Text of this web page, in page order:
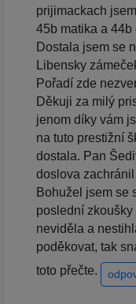
prijimackach
45b matika a 44b
Dostala jsem se
Libensky
Pořadí zde
Děkuji za milý
jenom díky vám
na tuto prestižní
dostala. Pan
doslova
Bohužel jsem se
poslední zkoušky
neviděla a
poděkovat, tak
toto přečte.